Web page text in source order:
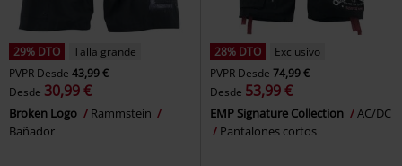
29% DTO
Talla grande
PVPR Desde 43,99 €
Desde 30,99 €
Broken Logo
Rammstein
Bañador
28% DTO
Exclusivo
PVPR Desde 74,99 €
Desde 53,99 €
EMP Signature Collection
AC/DC
Pantalones cortos